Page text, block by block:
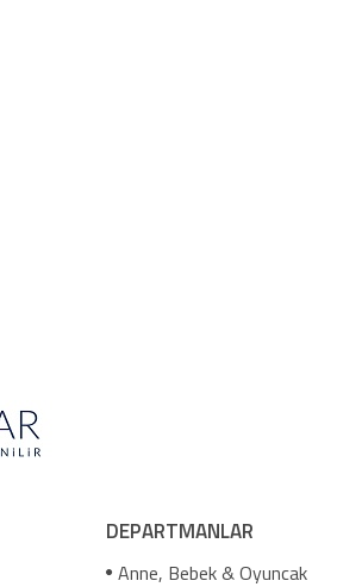
DEPARTMANLAR
Anne, Bebek & Oyuncak